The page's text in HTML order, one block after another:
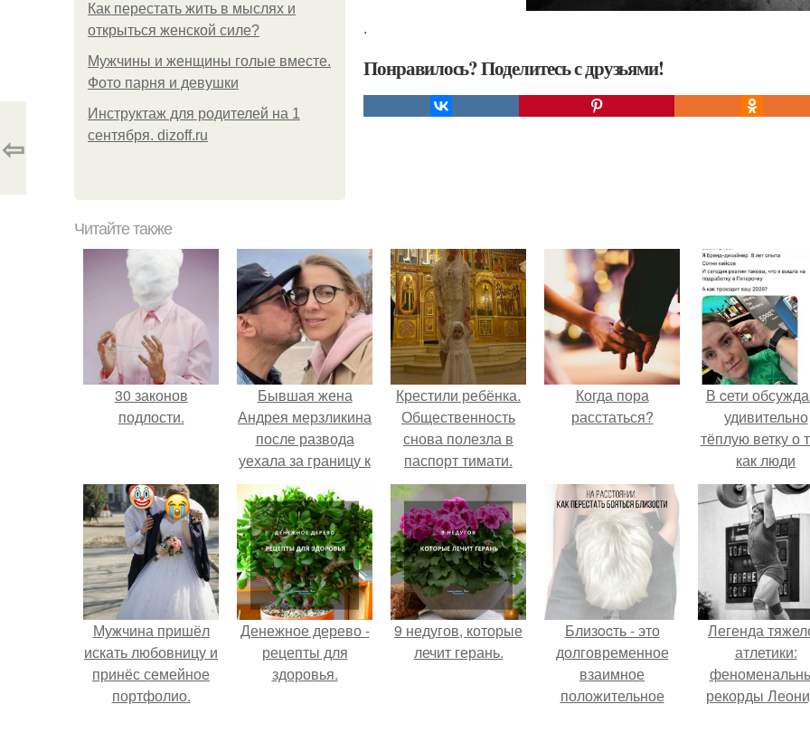
Как перестать жить в мыслях и
открыться женской силе?
Мужчины и женщины голые вместе.
Фото парня и девушки
Инструктаж для родителей на 1
сентября. dizoff.ru
.
Понравилось? Поделитесь с друзьями!
⇦
Читайте также
30 законов
подлости.
Бывшая жена
Андрея мерзликина
после развода
уехала за границу к
новому избраннику
оставив детей.
Крестили ребёнка.
Общественность
снова полезла в
паспорт тимати.
Когда пора
расстаться?
В cети
удивительно
тёплую ветку о
как люди
новым
Мужчина пришёл
искать любовницу и
принёс семейное
портфолио.
Денежное дерево -
рецепты для
здоровья.
9 недугов, которые
лечит герань.
Близocть - это
долговременное
взаимное
положительное
Легенда
атлетики:
рекорды